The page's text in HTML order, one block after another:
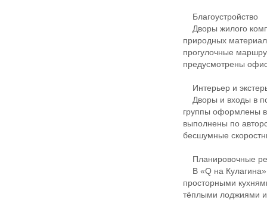
Благоустройство
Дворы жилого
природных
прогулочные
предусмотрены
Интерьер и
Дворы и входы в
группы оформлены
выполнены по
бесшумные
Планировочные
В «Q на Кулагина»
просторными
тёплыми лоджиями и